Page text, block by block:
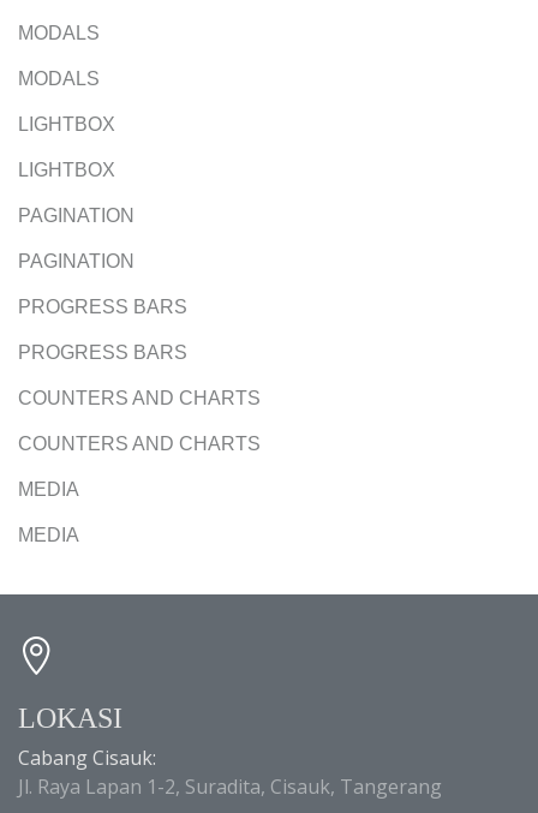
MODALS
MODALS
LIGHTBOX
LIGHTBOX
PAGINATION
PAGINATION
PROGRESS BARS
PROGRESS BARS
COUNTERS AND CHARTS
COUNTERS AND CHARTS
MEDIA
MEDIA
LOKASI
Cabang Cisauk:
Jl. Raya Lapan 1-2, Suradita, Cisauk, Tangerang